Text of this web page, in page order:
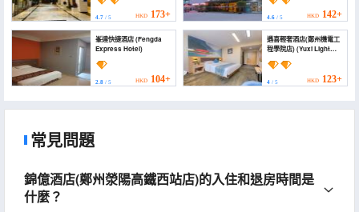
4.7 / 5 HKD 173+ 4.6/ 5 HKD 142+
峯達快捷酒店 (Fengda
Express Hotel)
2.8 / 5 HKD 104+
遇喜輕奢酒店(鄭州機電工
程學院店) (Yuxi Light
Luxury hotel)
4/ 5 HKD 123+
常見問題
錦億酒店(鄭州滎陽高鐵西站店)的入住和退房時間是
什麼？